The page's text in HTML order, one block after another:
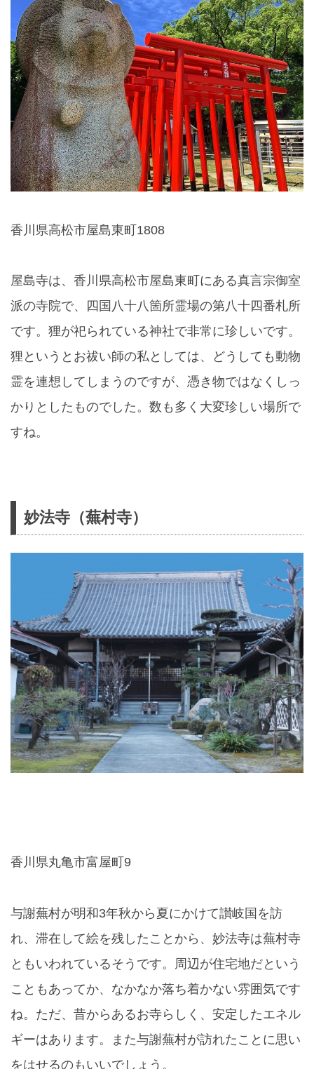
香川県高松市屋島東町1808
屋島寺は、香川県高松市屋島東町にある真言宗御室
派の寺院で、四国八十八箇所霊場の第八十四番札所
です。狸が祀られている神社で非常に珍しいです。
狸というとお祓い師の私としては、どうしても動物
霊を連想してしまうのですが、憑き物ではなくしっ
かりとしたものでした。数も多く大変珍しい場所で
すね。
妙法寺（蕪村寺）
香川県丸亀市富屋町9
与謝蕪村が明和3年秋から夏にかけて讃岐国を訪
れ、滞在して絵を残したことから、妙法寺は蕪村寺
ともいわれているそうです。周辺が住宅地だという
こともあってか、なかなか落ち着かない雰囲気です
ね。ただ、昔からあるお寺らしく、安定したエネル
ギーはあります。また与謝蕪村が訪れたことに思い
をはせるのもいいでしょう。